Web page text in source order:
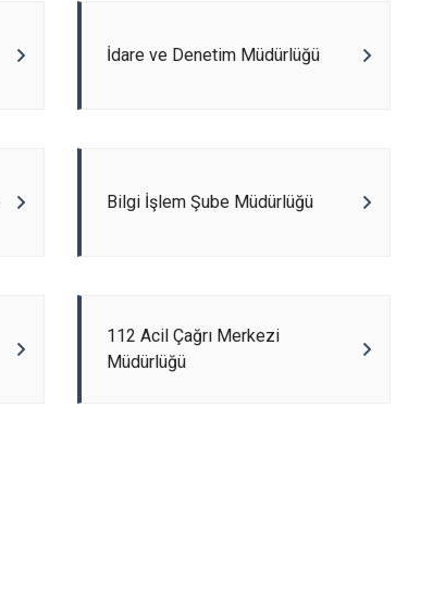
İdare ve Denetim Müdürlüğü
Bilgi İşlem Şube Müdürlüğü
112 Acil Çağrı Merkezi
Müdürlüğü